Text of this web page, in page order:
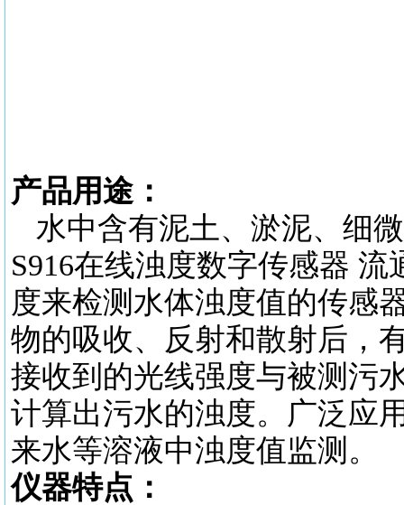
产品用途：
水中含有泥土、淤泥、细
S916在线浊度数字传感器 流
度来检测水体浊度值的传感
物的吸收、反射和散射后，
接收到的光线强度与被测污
计算出污水的浊度。广泛应
来水等溶液中浊度值监测。
仪器特点：